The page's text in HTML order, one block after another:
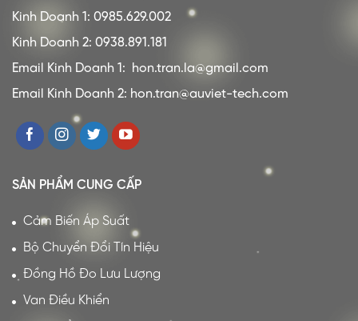
Kinh Doanh 1: 0985.629.002
Kinh Doanh 2: 0938.891.181
Email Kinh Doanh 1:
hon.tran.la@gmail.com
Email Kinh Doanh 2: hon.tran@auviet-tech.com
SẢN PHẨM CUNG CẤP
Cảm Biến Áp Suất
Bộ Chuyển Đổi Tín Hiệu
Đồng Hồ Đo Lưu Lượng
Van Điều Khiển